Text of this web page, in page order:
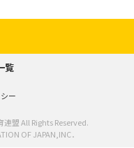
覧
ー
盟 All Rights Reserved.
OF JAPAN,INC．